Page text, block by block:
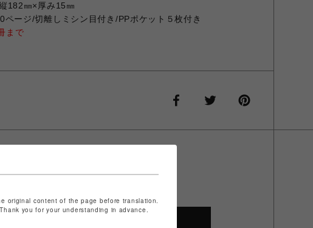
182㎜×厚み15㎜
ページ/切離しミシン目付き/PPポケット５枚付き
まで
original content of the page before translation.
you for your understanding in advance.